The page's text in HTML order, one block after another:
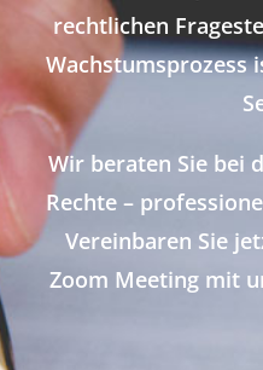
rechtlichen
Wachstumsprozess
Wir beraten Sie bei
Rechte –
Vereinbaren Sie
Zoom Meeting mit